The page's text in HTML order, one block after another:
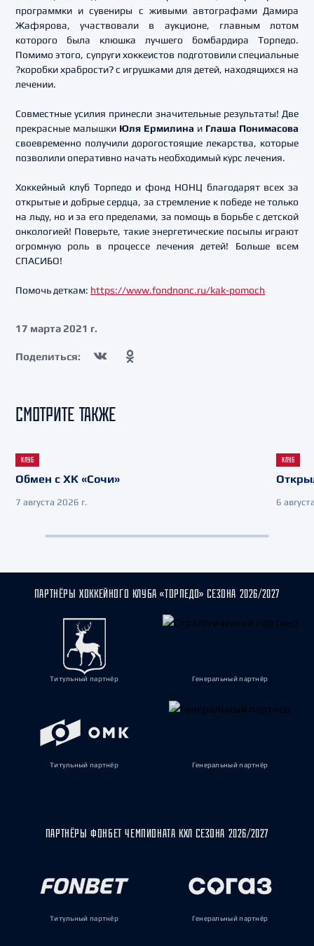
программки и сувениры с живыми автографами Дамира
Жафярова, участвовали в аукционе, главным лотом
которого была клюшка лучшего бомбардира Торпедо.
Помимо этого, супруги хоккеистов подготовили специальные
?коробки храбрости? с игрушками для детей, находящихся на
лечении.
Совместные усилия принесли значительные результаты! Две
прекрасные малышки Юля Ермилина и Глаша Понимасова
своевременно получили дорогостоящие лекарства, которые
позволили оперативно начать необходимый курс лечения.
Хоккейный клуб Торпедо и фонд НОНЦ благодарят всех за
открытые и добрые сердца, за стремление к победе не только
на льду, но и за его пределами, за помощь в борьбе с детской
онкологией! Поверьте, такие энергетические посылы играют
огромную роль в процессе лечения детей! Больше всем
СПАСИБО!
Помочь деткам: https://www.fondnonc.ru/kak-pomoch
17 марта 2021 г.
Поделиться:
СМОТРИТЕ ТАКЖЕ
КЛУБ
Обмен с ХК «Сочи»
7 августа 2026 г.
КЛУБ
6
ПАРТНЁРЫ ХОККЕЙНОГО КЛУБА «ТОРПЕДО» СЕЗОНА 2026/2027
Титульный партнёр Генеральный партнёр
Титульный партнёр Генеральный партнёр
ПАРТНЁРЫ ФОНБЕТ ЧЕМПИОНАТА КХЛ СЕЗОНА 2026/2027
Титульный партнёр Генеральный партнёр